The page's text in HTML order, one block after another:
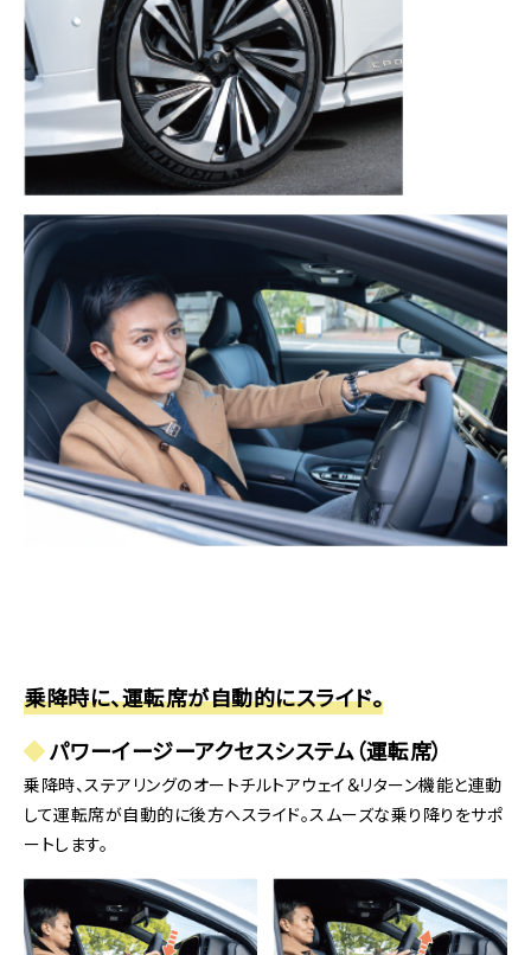
埼玉を中心に自転車イベントを開催するバイクロアによる初
の常設拠点。サイクリングに関するサービスの提供と共に、素
材にこだわったオリジナルフレーバーアイスとオリジナルブレ
ンドコーヒーを販売。
▲ホットコーヒー(400円 税込)ラムレーズンアイス(400円 税込)
▲コレクションギャラリーでは季節に合わせた盆栽が週替わりで
展示されます
乗降時に、運転席が自動的にスライド。
パワーイージーアクセスシステム（運転席）
乗降時、ステアリングのオートチルトアウェイ＆リターン機能と連動
して運転席が自動的に後方へスライド。スムーズな乗り降りをサポ
ートします。